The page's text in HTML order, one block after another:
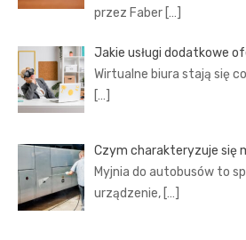
przez Faber […]
Jakie usługi dodatkowe
Wirtualne biura stają się
[…]
Czym charakteryzuje się
Myjnia do autobusów to
urządzenie, […]